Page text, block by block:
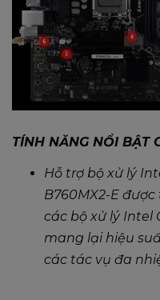
TÍNH NĂNG NỔI BẬT
Hỗ trợ bộ xử lý
B760MX2-E
các bộ xử lý Intel
mang lại hiệu
các tác vụ đa